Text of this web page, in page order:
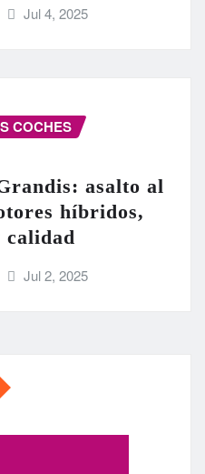
Jul 4, 2025
COCHES
asalto al
híbridos,
calidad
Jul 2, 2025